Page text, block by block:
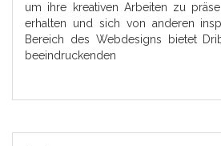
um ihre kreativen Arbeiten zu
erhalten und sich von anderen
Bereich des Webdesigns bietet
beeindruckenden